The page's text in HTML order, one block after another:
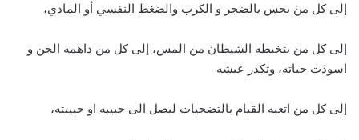
إلى كل من يحس بالضجر و الكرب والضغط النفسي أو المادي،
إلى كل من يتخبطه الشيطان من المس، إلى كل من داهمه الجن و
اسودَت حياته، وتكدر عيشه
إلى كل من اتعبه القيام بالتضحيات ليصل الى حبيبه او حبيبته،